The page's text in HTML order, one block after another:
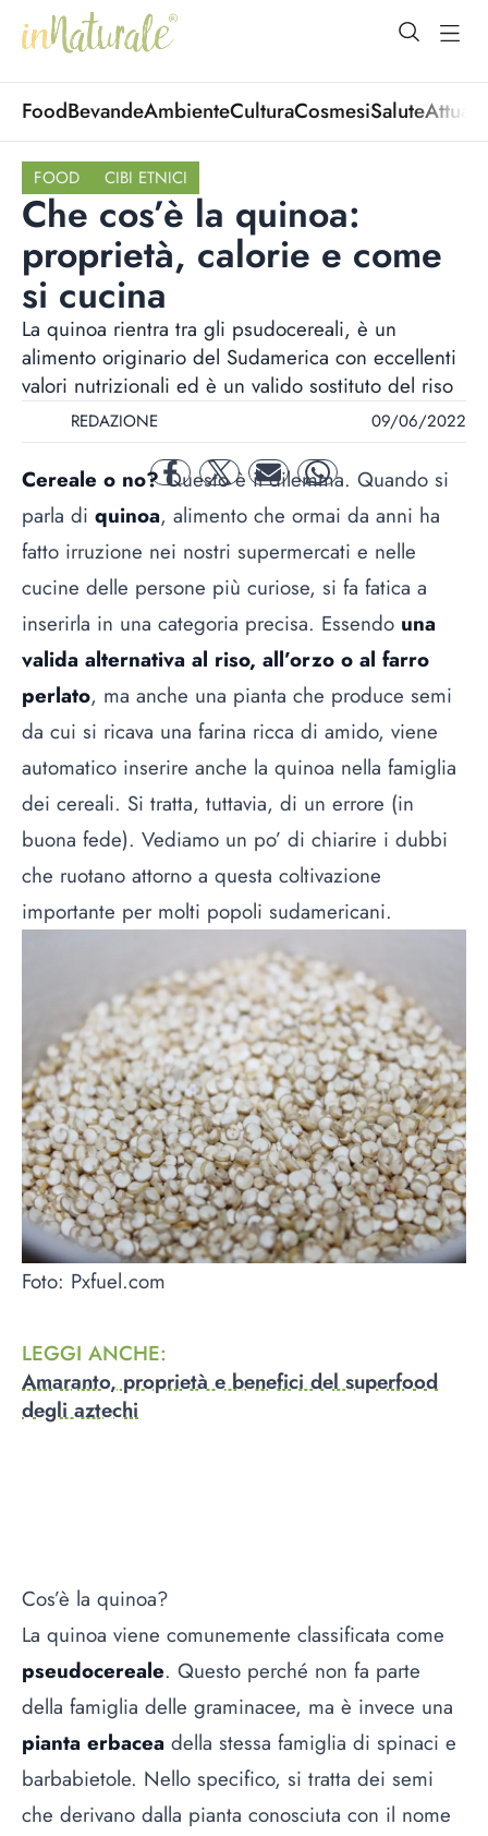
open
FoodBevandeAmbienteCulturaCosmesiSalute
FOOD CIBI ETNICI
Che cos’è la quinoa:
proprietà, calorie e come
si cucina
La quinoa rientra tra gli psudocereali, è un
alimento originario del Sudamerica con eccellenti
valori nutrizionali ed è un valido sostituto del riso
REDAZIONE 09/06/2022
facebooktwitter mail whatsapp
Cereale o no?Questo è il dilemma. Quando si
parla di quinoa, alimento che ormai da anni ha
fatto irruzione nei nostri supermercati e nelle
cucine delle persone più curiose, si fa fatica a
inserirla in una categoria precisa. Essendo una
valida alternativa al riso, all’orzo o al farro
perlato, ma anche una pianta che produce semi
da cui si ricava una farina ricca di amido, viene
automatico inserire anche la quinoa nella famiglia
dei cereali. Si tratta, tuttavia, di un errore (in
buona fede). Vediamo un po’ di chiarire i dubbi
che ruotano attorno a questa coltivazione
importante per molti popoli sudamericani.
Foto: Pxfuel.com
LEGGI ANCHE:
Amaranto, proprietà e benefici del superfood
degli aztechi
Cos’è la quinoa?
La quinoa viene comunemente classificata come
pseudocereale. Questo perché non fa parte
della famiglia delle graminacee, ma è invece una
pianta erbacea della stessa famiglia di spinaci e
barbabietole. Nello specifico, si tratta dei semi
che derivano dalla pianta conosciuta con il nome